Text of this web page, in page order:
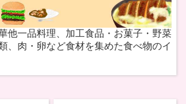
他一品料理、加工食品・お菓子・野菜
、肉・卵など食材を集めた食べ物のイ